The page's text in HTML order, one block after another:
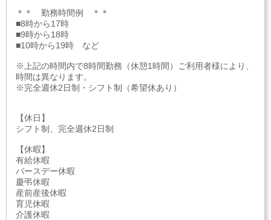
＊＊ 勤務時間例 ＊＊
■8時から17時
■9時から18時
■10時から19時 など
※上記の時間内で8時間勤務（休憩1時間）ご利用者様により、
時間は異なります。
※完全週休2日制・シフト制（希望休あり）
【休日】
シフト制、完全週休2日制
【休暇】
有給休暇
バースデー休暇
慶弔休暇
産前産後休暇
育児休暇
介護休暇